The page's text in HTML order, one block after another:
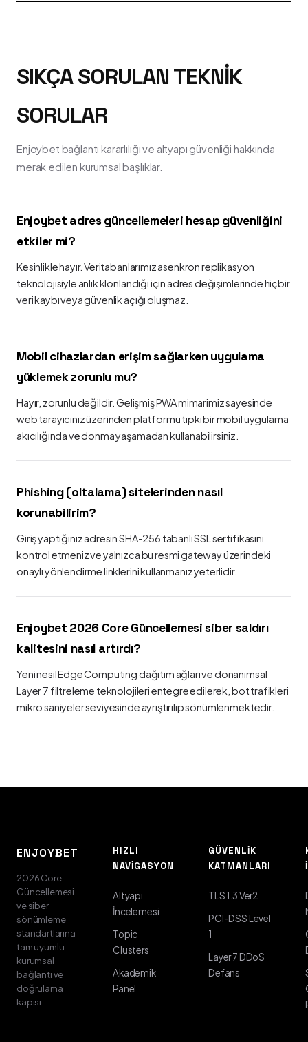
SIKÇA SORULAN TEKNIK
SORULAR
Enjoybet bağlantı kararlılığı ve altyapı güvenliği hakkında
merak edilen kurumsal başlıklar.
Enjoybet adres güncellemeleri hesap güvenliğini
etkiler mi?
Kesinlikle hayır. Veritabanlarımız asenkron replikasyon
teknolojisiyle anlık klonlandığı için adres değişimlerinde hiçbir
veri kaybı veya güvenlik açığı oluşmaz.
Mobil cihazlardan erişim sağlarken uygulama
yüklemek zorunlu mu?
Hayır, zorunlu değildir. Gelişmiş PWA mimarimiz sayesinde
web tarayıcınız üzerinden platformu tıpkı bir mobil uygulama
akıcılığında ve donma yaşamadan kullanabilirsiniz.
Phishing (oltalama) sitelerinden nasıl
korunabilirim?
Giriş yaptığınız adresin SHA-256 tabanlı SSL sertifikasını
kontrol etmeniz ve yalnızca bu resmi gateway üzerindeki
onaylı yönlendirme linklerini kullanmanız yeterlidir.
Enjoybet 2026 Core Güncellemesi siber saldırı
kalitesini nasıl artırdı?
Yeni nesil Edge Computing dağıtım ağları ve donanımsal
Layer 7 filtreleme teknolojileri entegre edilerek, bot trafikleri
mikro saniyeler seviyesinde ayrıştırılıp sönümlenmektedir.
ENJOYBET
2026 Core
Güncellemesi
ve siber
sönümleme
standartlarına
tam uyumlu
kurumsal
bağlantı ve
doğrulama
kapısı.
HIZLI
NAVIGASYON
Altyapı
İncelemesi
Topic
Clusters
Akademik
Panel
GÜVENLIK
KATMANLARI
TLS 1.3 Ver2
PCI-DSS Level
1
Layer 7 DDoS
Defans